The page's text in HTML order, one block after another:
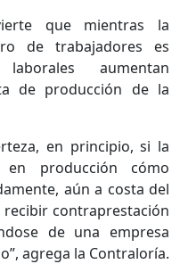
que mientras la
de trabajadores es
aumentan
de producción de la
en principio, si la
producción cómo
aún a costa del
contraprestación
de una empresa
agrega la Contraloría.